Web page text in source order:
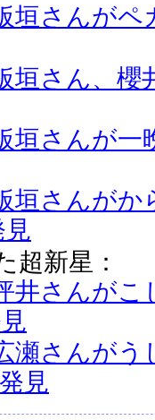
垣さんがペ
垣さん、櫻
垣さんが一
垣さんがか
見
超新星：
井さんがこ
瀬さんがう
見